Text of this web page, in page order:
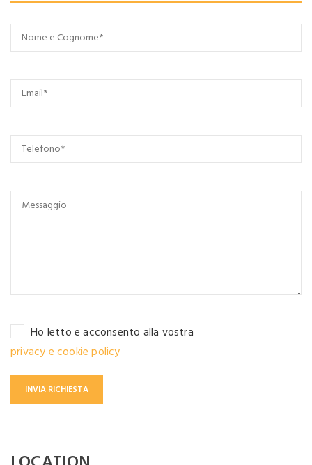
Ho letto e acconsento alla vostra
privacy e cookie policy